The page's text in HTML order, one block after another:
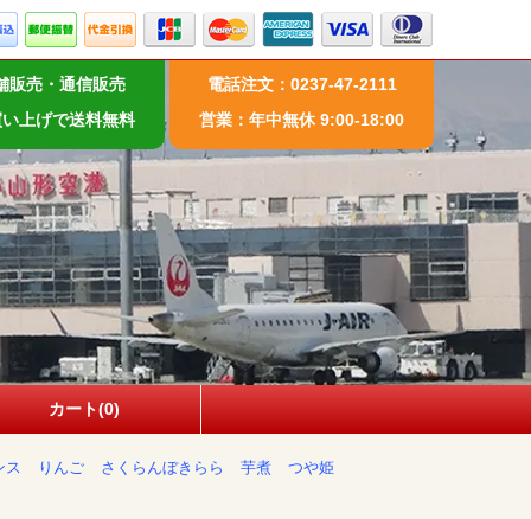
販売・通信販売
上げで送料無料
電話注文：0237-47-2111
営業：年中無休 9:00-18:00
カート(0)
ス りんご さくらんぼきらら 芋煮
つや姫